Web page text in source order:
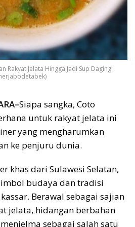
Rakyat Jelata Hingga Jadi Sup Daging
Siapa sangka, Coto
untuk rakyat jelata ini
yang mengharumkan
ke penjuru dunia.
khas dari Sulawesi Selatan,
budaya dan tradisi
Berawal sebagai sajian
jelata, hidangan berbahan
sebagai salah satu